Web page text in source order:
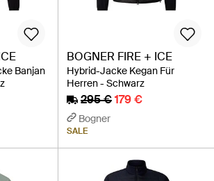
Banjan
BOGNER FIRE + ICE
Hybrid-Jacke Kegan Für
Herren - Schwarz
295 €179 €
Bogner
SALE